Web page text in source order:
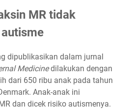
MR tidak
dipublikasikan dalam jurnal
Medicinedilakukan dengan
dari 650 ribu anak pada tahun
Anak-anak ini
dan dicek risiko autismenya.